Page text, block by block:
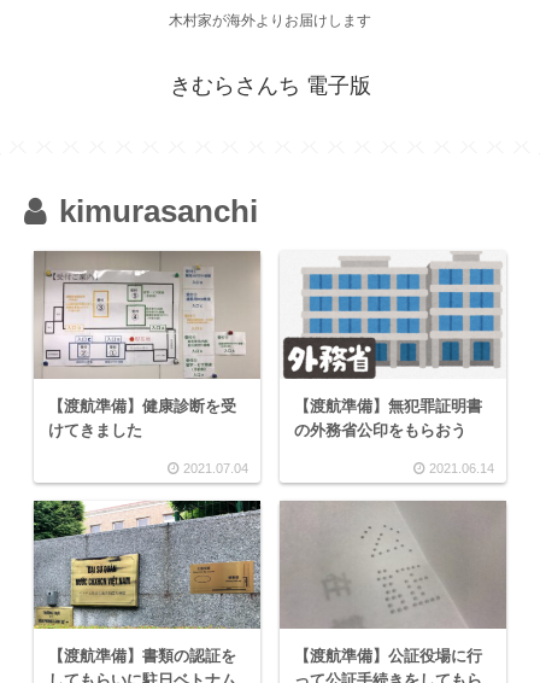
木村家が海外よりお届けします
きむらさんち 電子版
kimurasanchi
【渡航準備】健康診断を受
けてきました
2021.07.04
【渡航準備】無犯罪証明書
の外務省公印をもらおう
2021.06.14
【渡航準備】書類の認証を
【渡航準備】公証役場に行